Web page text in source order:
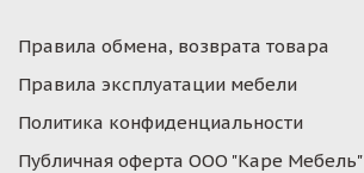
Правила обмена, возврата товара
Правила эксплуатации мебели
Политика конфиденциальности
Публичная оферта ООО "Каре Мебель"